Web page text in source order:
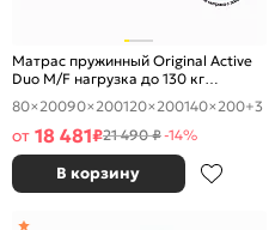
Матрас пружинный Original Active
Duo M/F нагрузка до 130 кг
800x2000
80×20090×200120×200140×200+3
от 18 481₽21 490 ₽-14%
В корзину